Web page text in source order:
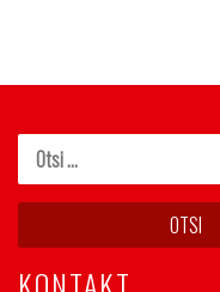
KONTAKT